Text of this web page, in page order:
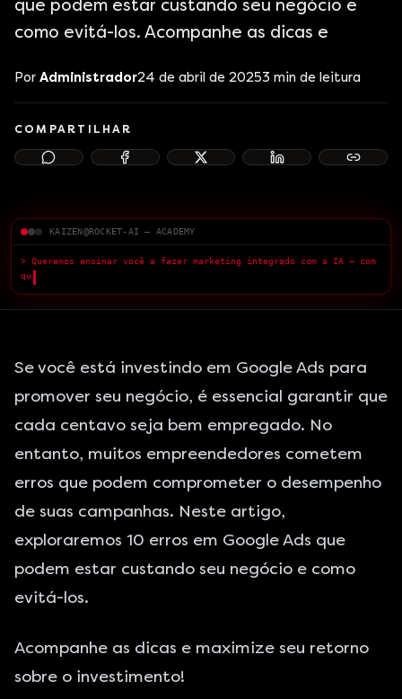
que podem estar custando seu negócio e
como evitá-los. Acompanhe as dicas e
Por Administrador24 de abril de 20253 min de leitura
COMPARTILHAR
KAIZEN@ROCKET-AI — ACADEMY
> Queremos ensinar você a fazer marketing integrado com a IA — com
qualidade superior.
Se você está investindo em Google Ads para
promover seu negócio, é essencial garantir que
cada centavo seja bem empregado. No
entanto, muitos empreendedores cometem
erros que podem comprometer o desempenho
de suas campanhas. Neste artigo,
exploraremos 10 erros em Google Ads que
podem estar custando seu negócio e como
evitá-los.
Acompanhe as dicas e maximize seu retorno
sobre o investimento!